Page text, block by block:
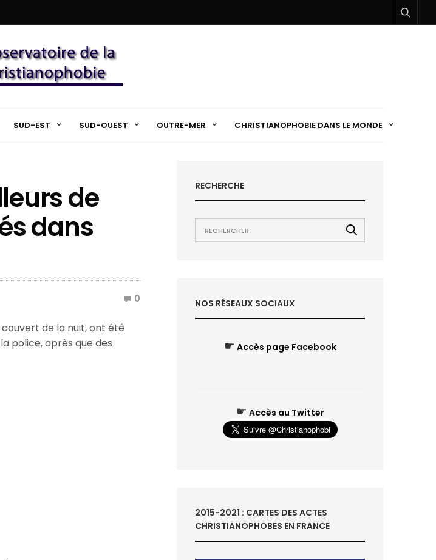
SUD-EST SUD-OUEST OUTRE-MER CHRISTIANOPHOBIE DANS LE MONDE
de
dans
0
de la nuit, ont été
police, après que des
RECHERCHE
NOS RÉSEAUX SOCIAUX
☛ Accès page Facebook
☛ Accès au Twitter
2015-2021 : CARTES DES ACTES
CHRISTIANOPHOBES EN FRANCE